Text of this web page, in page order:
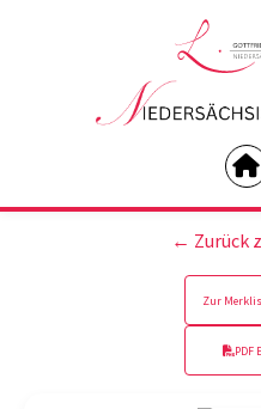
← Zurück
Zur
PDF